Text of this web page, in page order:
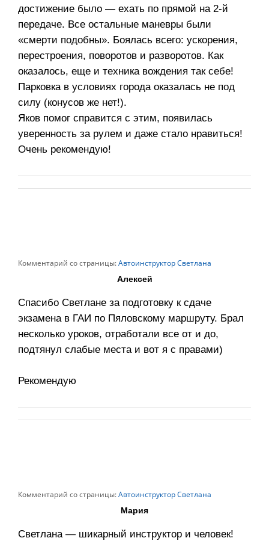
достижение было — ехать по прямой на 2-й
передаче. Все остальные маневры были
«смерти подобны». Боялась всего: ускорения,
перестроения, поворотов и разворотов. Как
оказалось, еще и техника вождения так себе!
Парковка в условиях города оказалась не под
силу (конусов же нет!).
Яков помог справится с этим, появилась
уверенность за рулем и даже стало нравиться!
Очень рекомендую!
Комментарий со страницы:Автоинструктор Светлана
Алексей
Спасибо Светлане за подготовку к сдаче
экзамена в ГАИ по Пяловскому маршруту. Брал
несколько уроков, отработали все от и до,
подтянул слабые места и вот я с правами)
Рекомендую
Комментарий со страницы:Автоинструктор Светлана
Мария
Светлана — шикарный инструктор и человек!